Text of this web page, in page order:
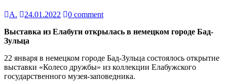
А. 24.01.2022
0 comment
Выставка из Елабуги открылась в немецком городе Бад-
Зульца
22 января в немецком городе Бад-Зульца состоялось открытие
выставки «Колесо дружбы» из коллекции Елабужского
государственного музея-заповедника.